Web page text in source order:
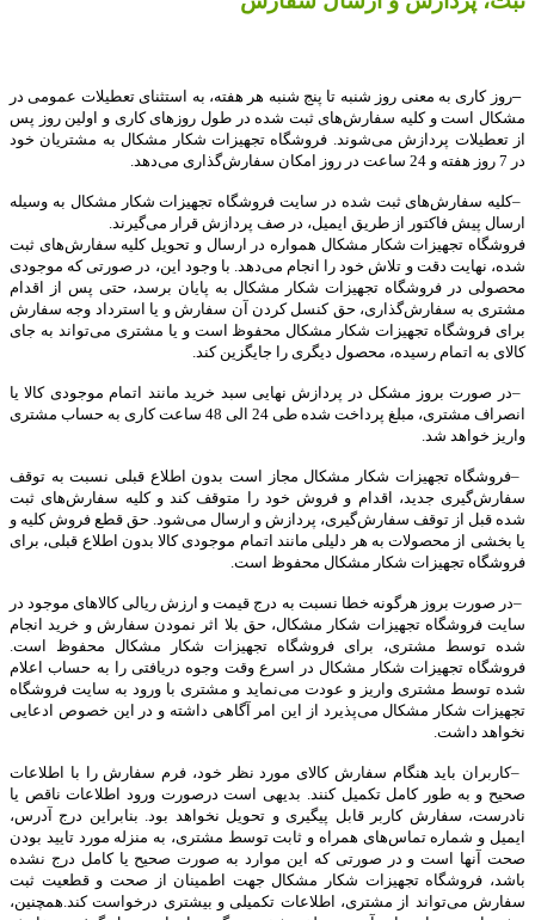
–روز کاری به معنی روز شنبه تا پنج شنبه هر هفته، به استثنای تعطیلات عمومی در
مشکال است و کلیه سفارش‏‌های ثبت شده در طول روزهای کاری و اولین روز پس
از تعطیلات پردازش می‌‏شوند. فروشگاه تجهیزات شکار مشکال به مشتریان خود
در 7 روز هفته و 24 ساعت در روز امکان سفارش‌‏گذاری می‌‏دهد
.
–کلیه سفارش‌‏های ثبت شده در سایت فروشگاه تجهیزات شکار مشکال به وسیله
ارسال پیش فاکتور از طریق ایمیل، در صف پردازش قرار می‏‌گیرند.
فروشگاه تجهیزات شکار مشکال همواره در ارسال و تحویل کلیه سفارش‌‏های ثبت
شده، نهایت دقت و تلاش خود را انجام می‌دهد. با وجود این، در صورتی که موجودی
محصولی در فروشگاه تجهیزات شکار مشکال به پایان برسد، حتی پس از اقدام
مشتری به سفارش‌‏گذاری، حق کنسل کردن آن سفارش و یا استرداد وجه سفارش
برای فروشگاه تجهیزات شکار مشکال محفوظ است و یا مشتری می‏‌تواند به جای
کالای به اتمام رسیده، محصول دیگری را جایگزین کند.
–در صورت بروز مشکل در پردازش نهایی سبد خرید مانند اتمام موجودی کالا یا
انصراف مشتری، مبلغ پرداخت شده طی 24 الی 48 ساعت کاری به حساب مشتری
واریز خواهد شد.
–فروشگاه تجهیزات شکار مشکال مجاز است بدون اطلاع قبلی نسبت به توقف
سفارش‌‏گیری جدید، اقدام و فروش خود را متوقف کند و کلیه سفارش‌‏های ثبت
شده قبل از توقف سفارش‌‏گیری، پردازش و ارسال می‌‏شود. حق قطع فروش کلیه و
یا بخشی از محصولات به هر دلیلی مانند اتمام موجودی کالا بدون اطلاع قبلی، برای
فروشگاه تجهیزات شکار مشکال محفوظ است.
–در صورت بروز هرگونه خطا نسبت به درج قیمت و ارزش ریالی کالاهای موجود در
سایت فروشگاه تجهیزات شکار مشکال، حق بلا اثر نمودن سفارش و خرید انجام
شده توسط مشتری، برای فروشگاه تجهیزات شکار مشکال محفوظ است.
فروشگاه تجهیزات شکار مشکال در اسرع وقت وجوه دریافتی را به حساب اعلام
شده توسط مشتری واریز و عودت می‌نماید و مشتری با ورود به سایت فروشگاه
تجهیزات شکار مشکال می‌پذیرد از این امر آگاهی داشته و در این خصوص ادعایی
نخواهد داشت.
–کاربران باید هنگام سفارش کالای مورد نظر خود، فرم سفارش را با اطلاعات
صحیح و به طور کامل تکمیل کنند. بدیهی است درصورت ورود اطلاعات ناقص یا
نادرست، سفارش کاربر قابل پیگیری و تحویل نخواهد بود. بنابراین درج آدرس،
ایمیل و شماره تماس‌های همراه و ثابت توسط مشتری، به منزله مورد تایید بودن
صحت آنها است و در صورتی که این موارد به صورت صحیح یا کامل درج نشده
باشد، فروشگاه تجهیزات شکار مشکال جهت اطمینان از صحت و قطعیت ثبت
سفارش می‌تواند از مشتری، اطلاعات تکمیلی و بیشتری درخواست کند.همچنین،